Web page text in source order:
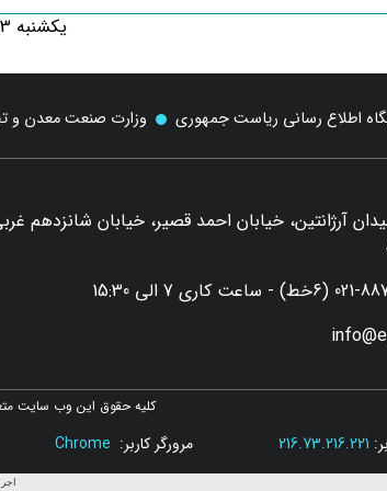
یکشنبه 23 شهریور 1404 07:43:03
اطلاع رسانی ریاست جمهوری وزارت صنعت معدن و
آرژانتین، خیابان احمد قصیر، خیابان شانزدهم
کاری 7 الی 15:30
کلیه حقوق این وب سایت
216.73.216.221 مرورگر کاربر: Chrome